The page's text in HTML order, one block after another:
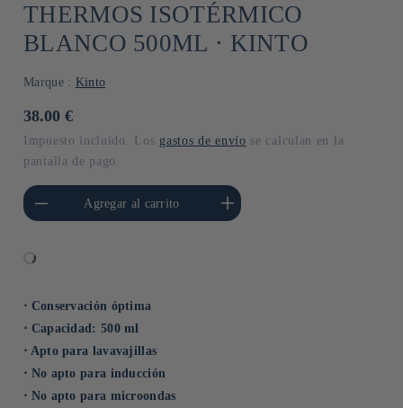
THERMOS ISOTÉRMICO
BLANCO 500ML ⋅ KINTO
Marque : Kinto
Precio
38.00 €
Impuesto incluido. Los gastos de envío se calculan en la
pantalla de pago.
para Default
Title
Agregar al carrito
Aumentar cantidad para Default
Title
⋅ Conservación óptima
⋅ Capacidad: 500 ml
⋅ Apto para lavavajillas
⋅ No apto para inducción
⋅ No apto para microondas